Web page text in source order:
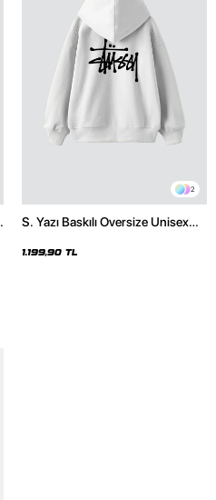
2
S. Yazı Baskılı Oversize Unisex
1.199,90 TL